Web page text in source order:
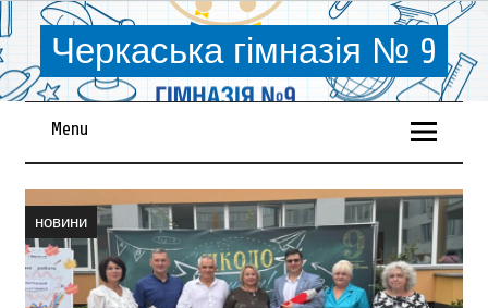
Черкаська гімназія № 9
Menu
новини